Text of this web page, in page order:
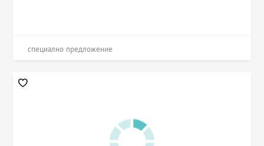
специално предложение